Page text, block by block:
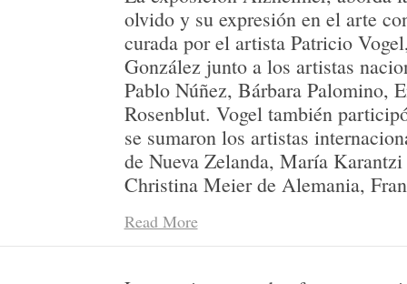
femeninas, provenientes del
referencias provienen de la
forzosa de relatos orales apenas
hogareñas pérdidas, de historias
privadas que fraguaron el
cuyo destino más probable es el
algunos documentos de archivo,
recopilación de frases famosas
verosímil de la dimensión
documentos y objetos atesorados
fueron acarreados y desplazados
olvido y su expresión en el arte
curada por el artista Patricio
González junto a los artistas
Pablo Núñez, Bárbara Palomino,
Rosenblut. Vogel también
se sumaron los artistas
de Nueva Zelanda, María
Christina Meier de Alemania,
del Sur.
Read More